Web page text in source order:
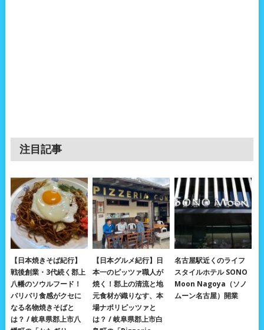
注目記事
【日本焼きそば紀行】
戦後創業・3代続く郡上
八幡のソウルフード！
パリパリ食感がクセに
なる名物焼きそばと
は？ / 岐阜県郡上市八
【日本グルメ紀行】日
本一のピッツァ職人が
焼く！郡上の清流と地
元食材が織りなす、本
場ナポリピッツァと
は？ / 岐阜県郡上市白
名古屋駅近くのライフ
スタイルホテル SONO
Moon Nagoya（ソノ
ムーン名古屋）開業